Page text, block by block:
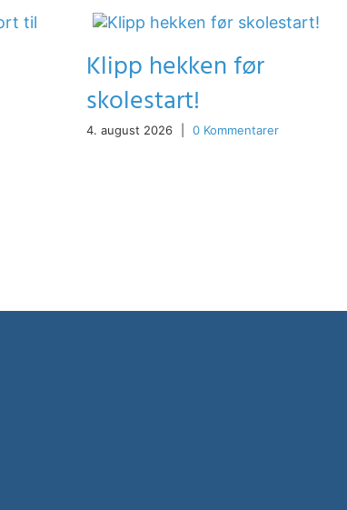
Klipp hekken før
skolestart!
4. august 2026 0 Kommentarer